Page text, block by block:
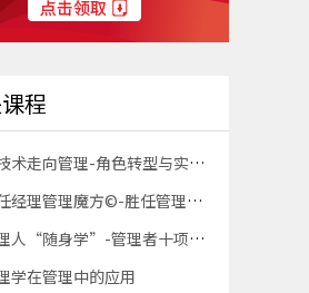
程
术走向管理-角色转型与实践落地
理管理魔方©-胜任管理角色的三个阶梯
“随身学”-管理者十项技能修炼（线上优选）
学在管理中的应用